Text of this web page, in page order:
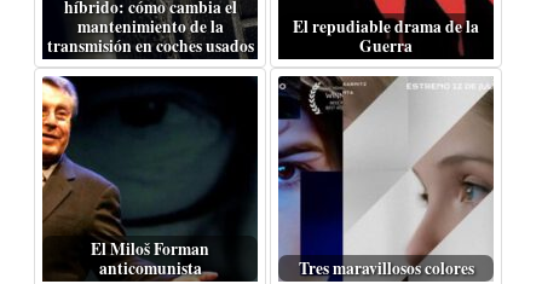
híbrido: cómo cambia el
mantenimiento de la
transmisión en coches usados
El repudiable drama de la
Guerra
El Miloš Forman
anticomunista
Tres maravillosos colores